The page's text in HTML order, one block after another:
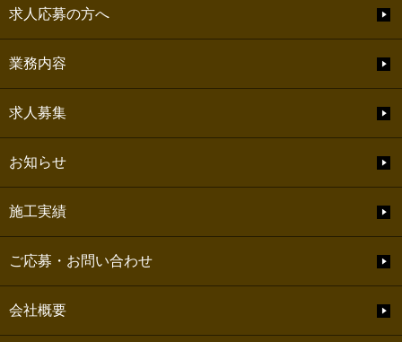
求人応募の方へ
業務内容
求人募集
お知らせ
施工実績
ご応募・お問い合わせ
会社概要